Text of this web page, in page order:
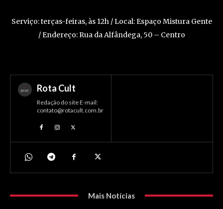
Serviço: terças-feiras, às 12h / Local: Espaço Mistura Gente
/ Endereço: Rua da Alfândega, 50 – Centro
Rota Cult
Redação do site E-mail:
contato@rotacult.com.br
Mais Notícias